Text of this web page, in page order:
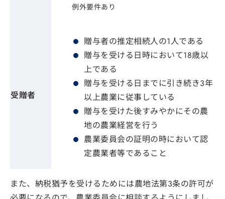
例外要件あり
受贈者
贈与者の推定相続人の1人である
贈与を受ける日時において18歳以
上である
贈与を受ける日までに引き続き3年
以上農業に従事している
贈与を受けた後すみやかにその農
地の農業経営を行う
農業委員会の証明の時において認
定農業者等であること
また、納税猶予を受けるためには農地法第3条の許可が